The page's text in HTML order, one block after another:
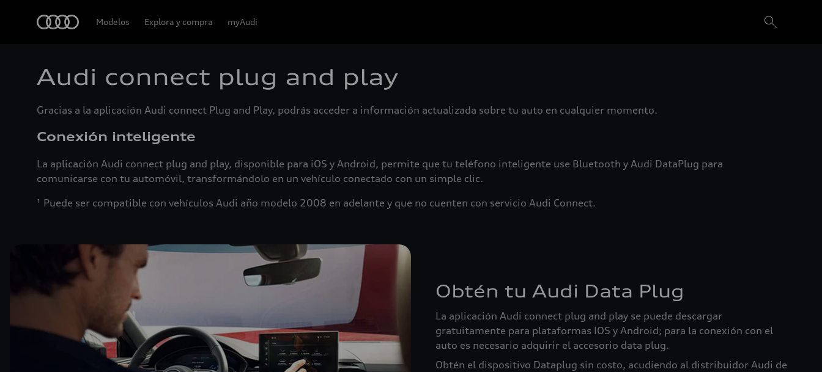
Modelos Explora y compra myAudi
Audi connect plug and play
Gracias a la aplicación Audi connect Plug and Play, podrás acceder a información actualizada sobre tu auto en cualquier momento.
Conexión inteligente
La aplicación Audi connect plug and play, disponible para iOS y Android, permite que tu teléfono inteligente use Bluetooth y Audi DataPlug para
comunicarse con tu automóvil, transformándolo en un vehículo conectado con un simple clic.
¹ Puede ser compatible con vehículos Audi año modelo 2008 en adelante y que no cuenten con servicio Audi Connect.
Obtén tu Audi Data Plug
La aplicación Audi connect plug and play se puede descargar
gratuitamente para plataformas IOS y Android; para la conexión con el
auto es necesario adquirir el accesorio data plug.
Obtén el dispositivo Dataplug sin costo, acudiendo al distribuidor Audi de